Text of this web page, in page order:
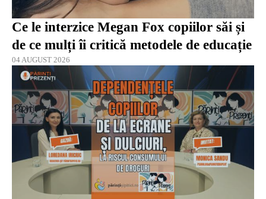
Ce le interzice Megan Fox copiilor săi și
de ce mulți îi critică metodele de educație
04 AUGUST 2026